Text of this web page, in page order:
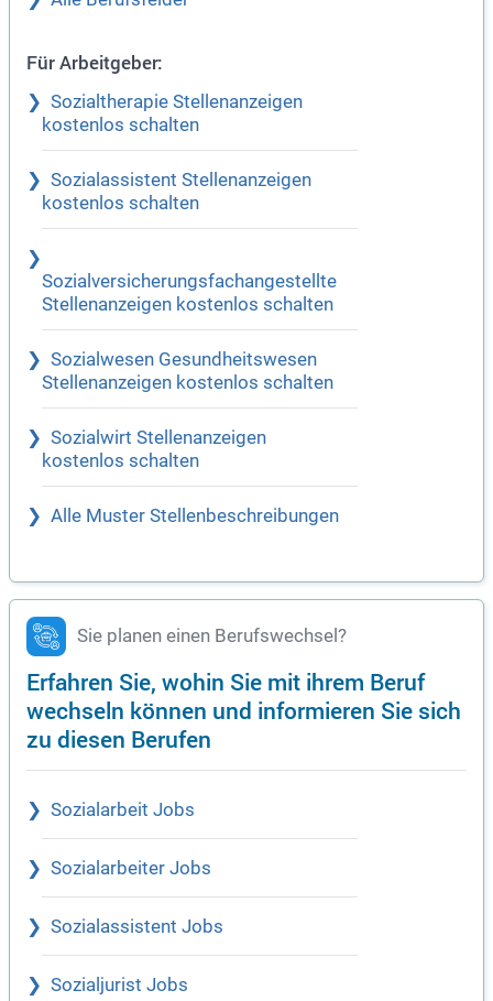
Für Arbeitgeber:
Sozialtherapie Stellenanzeigen
kostenlos schalten
Sozialassistent Stellenanzeigen
kostenlos schalten
Sozialversicherungsfachangestellte
Stellenanzeigen kostenlos schalten
Sozialwesen Gesundheitswesen
Stellenanzeigen kostenlos schalten
Sozialwirt Stellenanzeigen
kostenlos schalten
Alle Muster Stellenbeschreibungen
Sie planen einen Berufswechsel?
Erfahren Sie, wohin Sie mit ihrem Beruf
wechseln können und informieren Sie sich
zu diesen Berufen
Sozialarbeit Jobs
Sozialarbeiter Jobs
Sozialassistent Jobs
Sozialjurist Jobs